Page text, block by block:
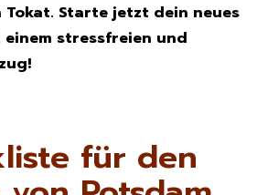
Tokat. Starte jetzt dein neues
einem stressfreien und
für den